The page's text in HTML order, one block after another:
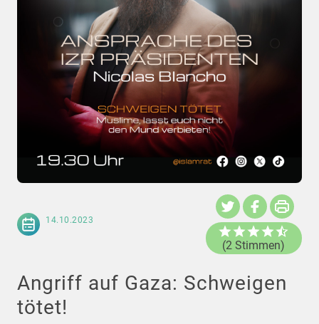
14.10.2023
(2 Stimmen)
Angriff auf Gaza: Schweigen
tötet!